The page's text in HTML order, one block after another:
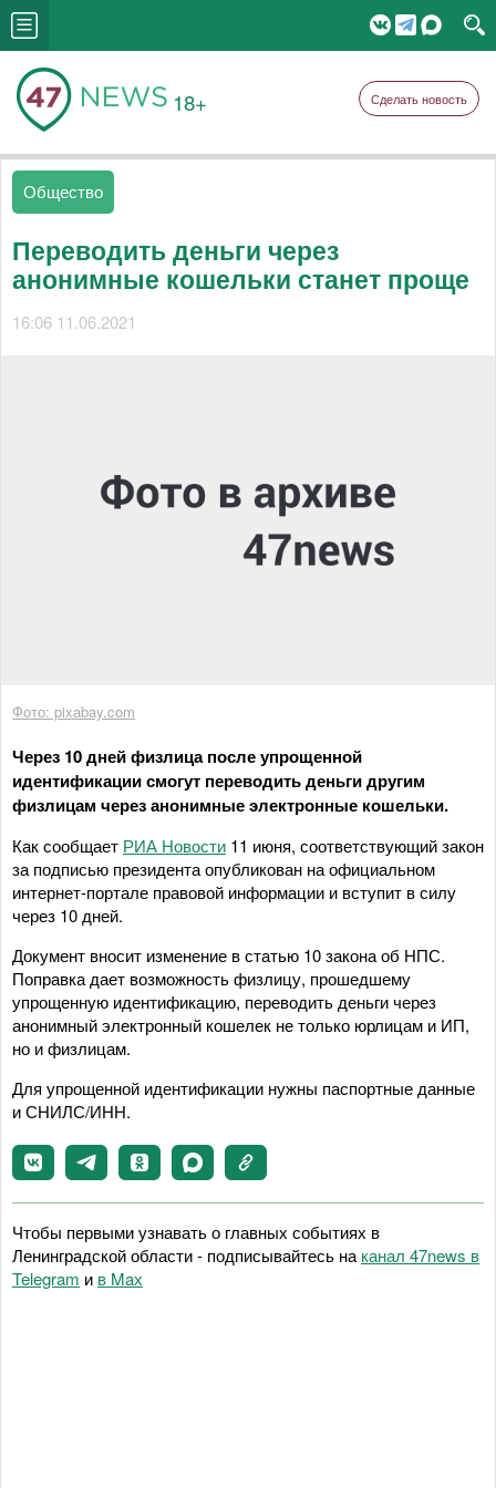
18+ Сделать новость
Общество
Переводить деньги через
анонимные кошельки станет проще
16:06 11.06.2021
Фото: pixabay.com
Через 10 дней физлица после упрощенной
идентификации смогут переводить деньги другим
физлицам через анонимные электронные кошельки.
Как сообщает РИА Новости 11 июня, соответствующий закон
за подписью президента опубликован на официальном
интернет-портале правовой информации и вступит в силу
через 10 дней.
Документ вносит изменение в статью 10 закона об НПС.
Поправка дает возможность физлицу, прошедшему
упрощенную идентификацию, переводить деньги через
анонимный электронный кошелек не только юрлицам и ИП,
но и физлицам.
Для упрощенной идентификации нужны паспортные данные
и СНИЛС/ИНН.
Чтобы первыми узнавать о главных событиях в
Ленинградской области - подписывайтесь на канал 47news в
Telegram и в Maх